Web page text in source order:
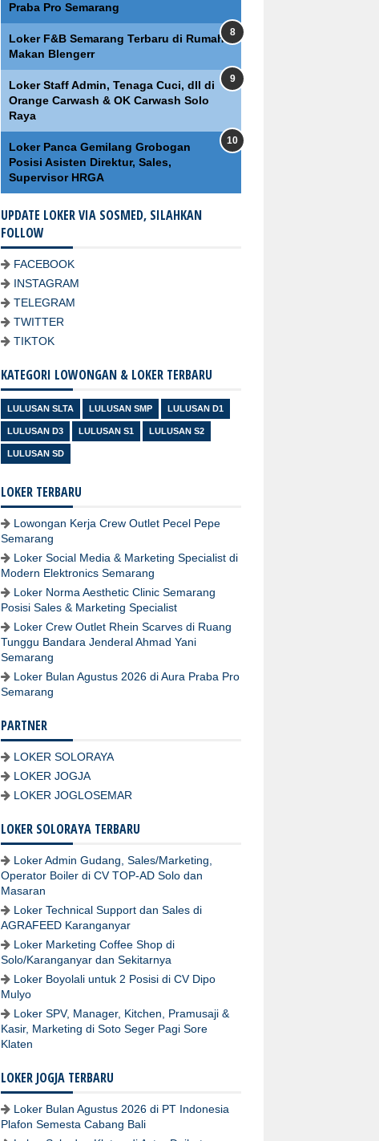
Praba Pro Semarang
Loker F&B Semarang Terbaru di Rumah
Makan Blengerr
Loker Staff Admin, Tenaga Cuci, dll di
Orange Carwash & OK Carwash Solo
Raya
Loker Panca Gemilang Grobogan
Posisi Asisten Direktur, Sales,
Supervisor HRGA
UPDATE LOKER VIA SOSMED, SILAHKAN
FOLLOW
FACEBOOK
INSTAGRAM
TELEGRAM
TWITTER
TIKTOK
KATEGORI LOWONGAN & LOKER TERBARU
LULUSAN SLTA LULUSAN SMP LULUSAN D1
LULUSAN D3 LULUSAN S1 LULUSAN S2
LULUSAN SD
LOKER TERBARU
Lowongan Kerja Crew Outlet Pecel Pepe
Semarang
Loker Social Media & Marketing Specialist di
Modern Elektronics Semarang
Loker Norma Aesthetic Clinic Semarang
Posisi Sales & Marketing Specialist
Loker Crew Outlet Rhein Scarves di Ruang
Tunggu Bandara Jenderal Ahmad Yani
Semarang
Loker Bulan Agustus 2026 di Aura Praba Pro
Semarang
PARTNER
LOKER SOLORAYA
LOKER JOGJA
LOKER JOGLOSEMAR
LOKER SOLORAYA TERBARU
Loker Admin Gudang, Sales/Marketing,
Operator Boiler di CV TOP-AD Solo dan
Masaran
Loker Technical Support dan Sales di
AGRAFEED Karanganyar
Loker Marketing Coffee Shop di
Solo/Karanganyar dan Sekitarnya
Loker Boyolali untuk 2 Posisi di CV Dipo
Mulyo
Loker SPV, Manager, Kitchen, Pramusaji &
Kasir, Marketing di Soto Seger Pagi Sore
Klaten
LOKER JOGJA TERBARU
Loker Bulan Agustus 2026 di PT Indonesia
Plafon Semesta Cabang Bali